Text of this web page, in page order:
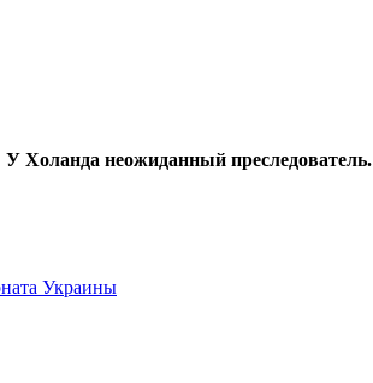
Холанда неожиданный преследователь.
Украины